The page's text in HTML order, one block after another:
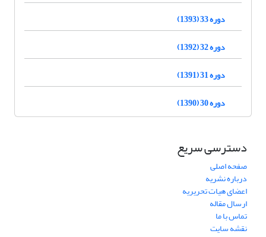
دوره 33 (1393)
دوره 32 (1392)
دوره 31 (1391)
دوره 30 (1390)
دسترسی سریع
صفحه اصلی
درباره نشریه
اعضای هیات تحریریه
ارسال مقاله
تماس با ما
نقشه سایت